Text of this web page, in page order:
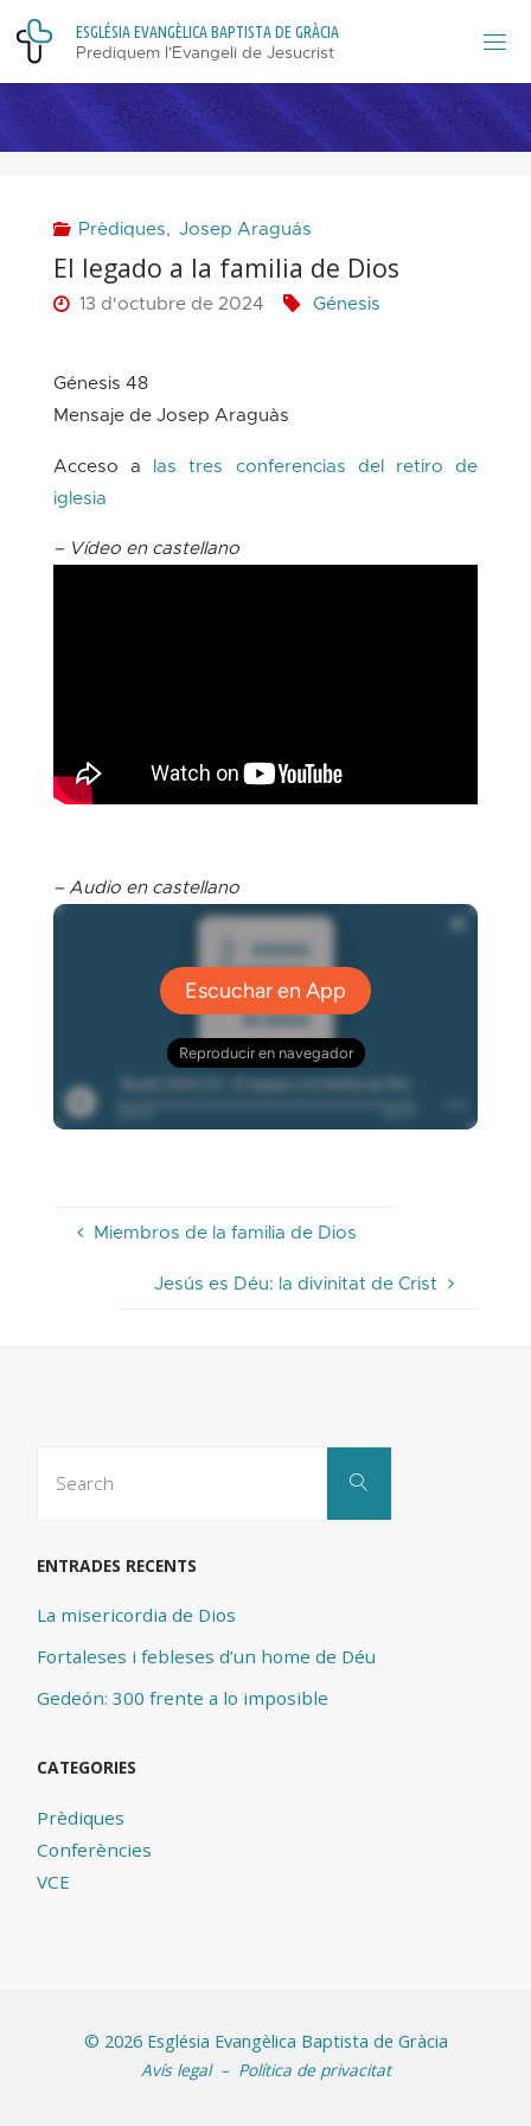
Skip
content
ESGLÉSIAEVANGÈLICABAPTISTADE GRÀCIA
Prediquem l'Evangeli de Jesucrist
Prèdiques, Josep Araguás
El legado a la familia de Dios
13 d'octubre de 2024 Génesis
Génesis 48–
Mensaje de Josep Araguàs
Acceso a
las tres conferencias del retiro de
iglesia
– Vídeo en castellano
– Audio en castellano
Miembros de la familia de Dios
Jesús es Déu: la divinitat de Crist
Search
ENTRADES RECENTS
La misericordia de Dios
Fortaleses i febleses d’un home de Déu
Gedeón: 300 frente a lo imposible
CATEGORIES
Prèdiques
Conferències
VCE
© 2026 Església Evangèlica Baptista de Gràcia
Avís legal– Política de privacitat